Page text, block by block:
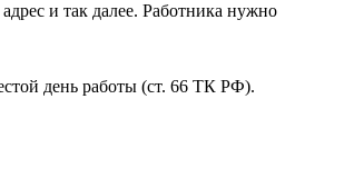
и так далее. Работника нужно
день работы (ст. 66 ТК РФ).